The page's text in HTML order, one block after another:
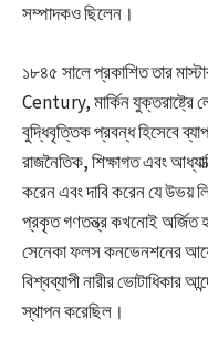
সম্পাদকও ছিলেন।
১৮৪৫ সালে প্রকাশিত তার
Century, মার্কিন যুক্তরাষ্ট্রে
বুদ্ধিবৃত্তিক প্রবন্ধ হিসেবে
রাজনৈতিক, শিক্ষাগত এবং
করেন এবং দাবি করেন যে উভয়
প্রকৃত গণতন্ত্র কখনোই অর্জিত
সেনেকা ফলস কনভেনশনের
বিশ্বব্যাপী নারীর ভোটাধিকার
স্থাপন করেছিল।